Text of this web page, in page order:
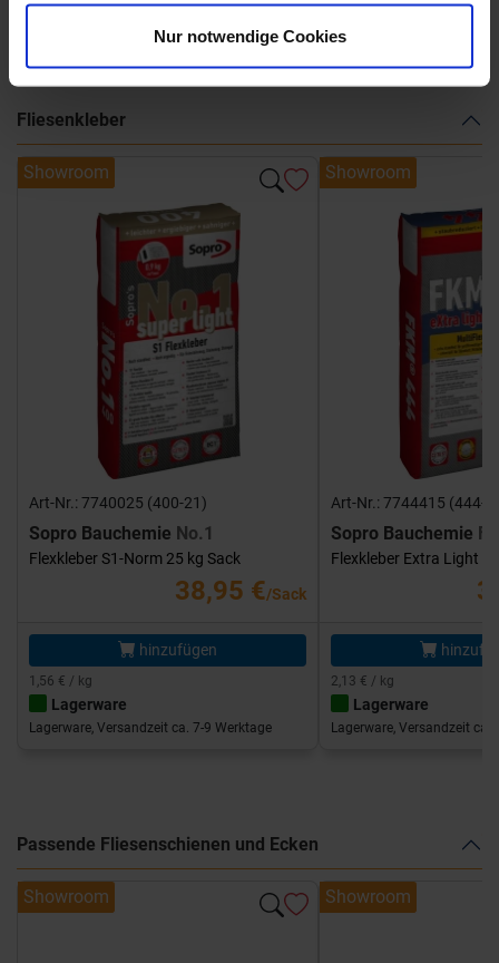
Nur notwendige Cookies
Weitere Serien von Marca Corona
Fliesenkleber
Showroom
Art-Nr.: 7740025 (400-21)
Sopro Bauchemie No.1
Flexkleber S1-Norm 25 kg Sack
38,95 €/Sack
hinzufügen
1,56 € / kg
Lagerware
Lagerware, Versandzeit ca. 7-9 Werktage
Showroom
Art-Nr.: 7744415 (444-
Sopro Bauchemie
Flexkleber Extra Light
2,13 € / kg
Lagerware
Lagerware, Versandzeit ca.
Passende Fliesenschienen und Ecken
Showroom Showroom